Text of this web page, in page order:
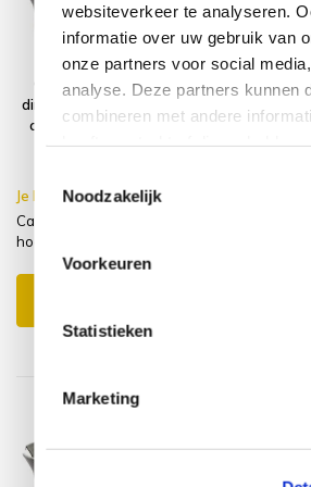
websiteverkeer te analyseren.
informatie over uw gebruik van
onze partners voor social
analyse. Deze partners kunnen
combineren met andere
Noodzakelijk
Voorkeuren
Statistieken
Marketing
Capri Riccione
dining tuinset 150
cm rond 8-delig
grijs
Platinum
Tuinsethoes
ø320xH85
Je bespaart €5.00,-
Capri Riccione dining tuinset 150 cm rond 8-
hoes